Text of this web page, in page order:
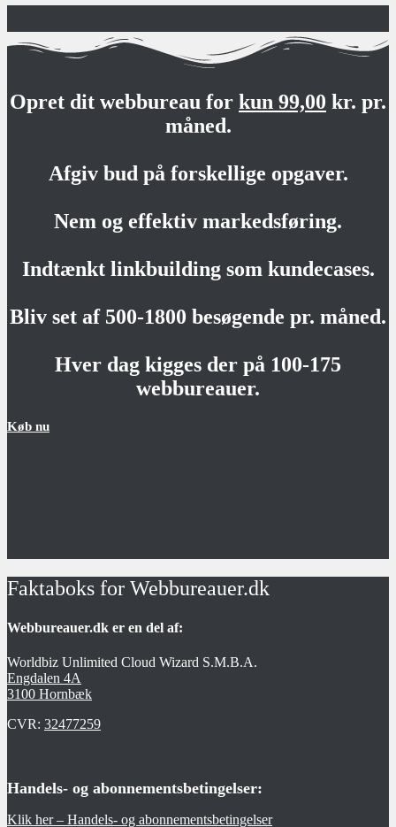
Opret dit webbureau for kun 99,00 kr. pr.
måned.
Afgiv bud på forskellige opgaver.
Nem og effektiv markedsføring.
Indtænkt linkbuilding som kundecases.
Bliv set af 500-1800 besøgende pr. måned.
Hver dag kigges der på 100-175
webbureauer.
Køb nu
Faktaboks for Webbureauer.dk
Webbureauer.dk er en del af:
Worldbiz Unlimited Cloud Wizard S.M.B.A.
Engdalen 4A
3100 Hornbæk
CVR: 32477259
Handels- og abonnementsbetingelser:
Klik her – Handels- og abonnementsbetingelser